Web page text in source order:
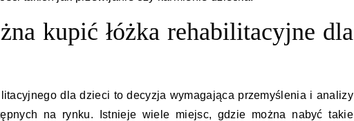
kupić łóżka rehabilitacyjne dla
dla dzieci to decyzja wymagająca przemyślenia i analizy
na rynku. Istnieje wiele miejsc, gdzie można nabyć takie